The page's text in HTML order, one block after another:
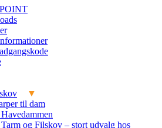
til dam
og Filskov – stort udvalg hos